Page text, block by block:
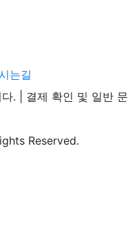
는길
. | 결제 확인 및 일반 문
Reserved.